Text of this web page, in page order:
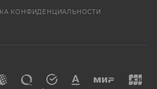
КОНФИДЕНЦИАЛЬНОСТИ